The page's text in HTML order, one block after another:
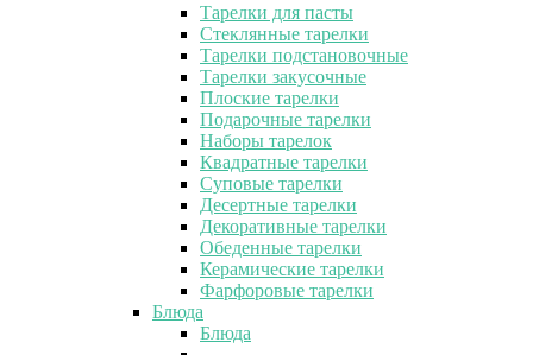
Тарелки для пасты
Стеклянные тарелки
Тарелки подстановочные
Тарелки закусочные
Плоские тарелки
Подарочные тарелки
Наборы тарелок
Квадратные тарелки
Суповые тарелки
Десертные тарелки
Декоративные тарелки
Обеденные тарелки
Керамические тарелки
Фарфоровые тарелки
Блюда
Блюда